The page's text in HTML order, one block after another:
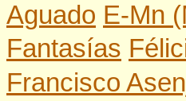
Aguado E-Mn
Fantasías
Francisco